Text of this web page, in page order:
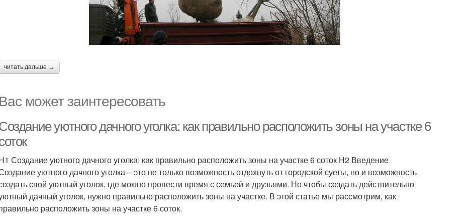
читать дальше →
Вас может заинтересовать
уютного дачного уголка: как правильно расположить зоны на участке 6
Создание уютного дачного уголка: как правильно расположить зоны на участке 6 соток H2 Введение
уютного дачного уголка – это не только возможность отдохнуть от городской суеты, но и возможность
свой уютный уголок, где можно провести время с семьей и друзьями. Но чтобы создать действительно
дачный уголок, нужно правильно расположить зоны на участке. В этой статье мы рассмотрим, как
расположить зоны на участке 6 соток.